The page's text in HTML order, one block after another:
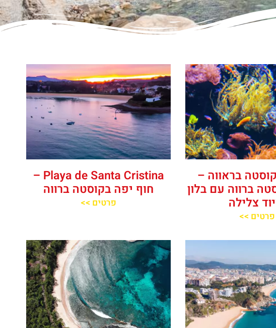
בראווה –
ברווה עם בלון
צלילה
פרטים >>
Playa de Santa Cristina –
חוף יפה בקוסטה ברווה
פרטים >>